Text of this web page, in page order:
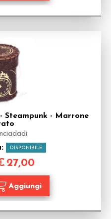
Steampunk - Marrone
DISPONIBILE
27,00